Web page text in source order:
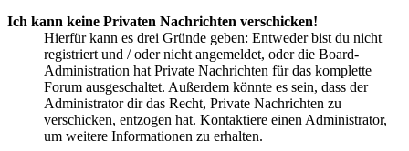
Ich kann keine Privaten Nachrichten verschicken!
Hierfür kann es drei Gründe geben: Entweder bist du nicht
registriert und / oder nicht angemeldet, oder die Board-
Administration hat Private Nachrichten für das komplette
Forum ausgeschaltet. Außerdem könnte es sein, dass der
Administrator dir das Recht, Private Nachrichten zu
verschicken, entzogen hat. Kontaktiere einen Administrator,
um weitere Informationen zu erhalten.